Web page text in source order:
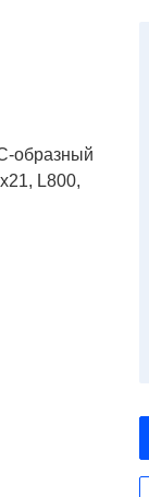
образный
L800,